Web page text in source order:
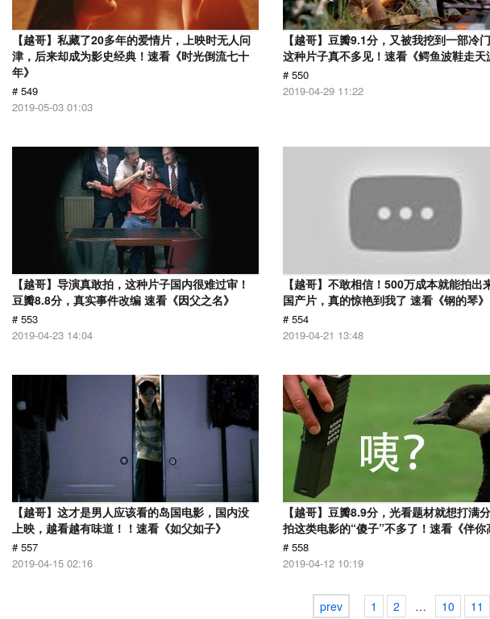
【越哥】私藏了20多年的爱情片，上映时无人问
津，后来却成为影史经典！速看《时光倒流七十
年》
# 549
2019-05-03 01:03
【越哥】豆瓣9.1分，又被我挖到一部冷
这种片子真不多见！速看《鳄鱼波鞋走天
# 550
2019-04-29 11:22
【越哥】导演真敢拍，这种片子国内很难过审！
豆瓣8.8分，真实事件改编 速看《因父之名》
# 553
2019-04-23 14:04
【越哥】不敢相信！500万成本就能拍出
国产片，真的惊艳到我了 速看《钢的琴》
# 554
2019-04-21 13:48
【越哥】这才是男人应该看的岛国电影，国内没
上映，越看越有味道！！速看《如父如子》
# 557
2019-04-15 02:16
【越哥】豆瓣8.9分，光看题材就想打满
拍这类电影的“傻子”不多了！速看《伴你
# 558
2019-04-12 10:19
prev 1 2 … 10 11